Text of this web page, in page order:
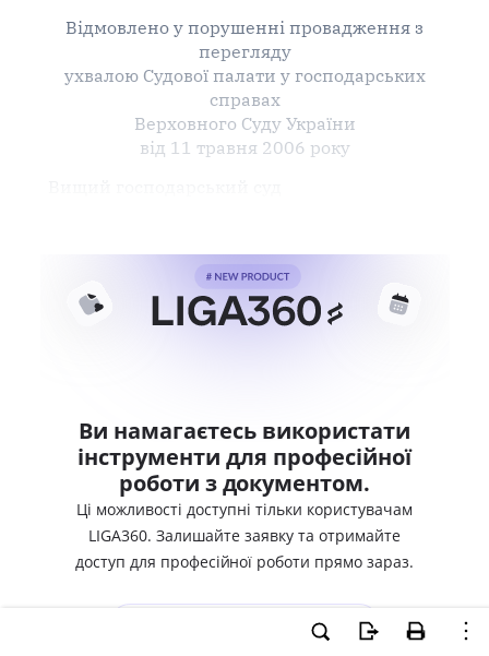
Відмовлено у порушенні провадження з
перегляду
ухвалою Судової палати у господарських
справах
Верховного Суду України
від 11 травня 2006 року
Ви намагаєтесь використати
інструменти для професійної
роботи з документом.
Ці можливості доступні тільки користувачам
LIGA360. Залишайте заявку та отримайте
доступ для професійної роботи прямо зараз.
ВХІД ДЛЯ КОРИСТУВАЧІВ LIGA360